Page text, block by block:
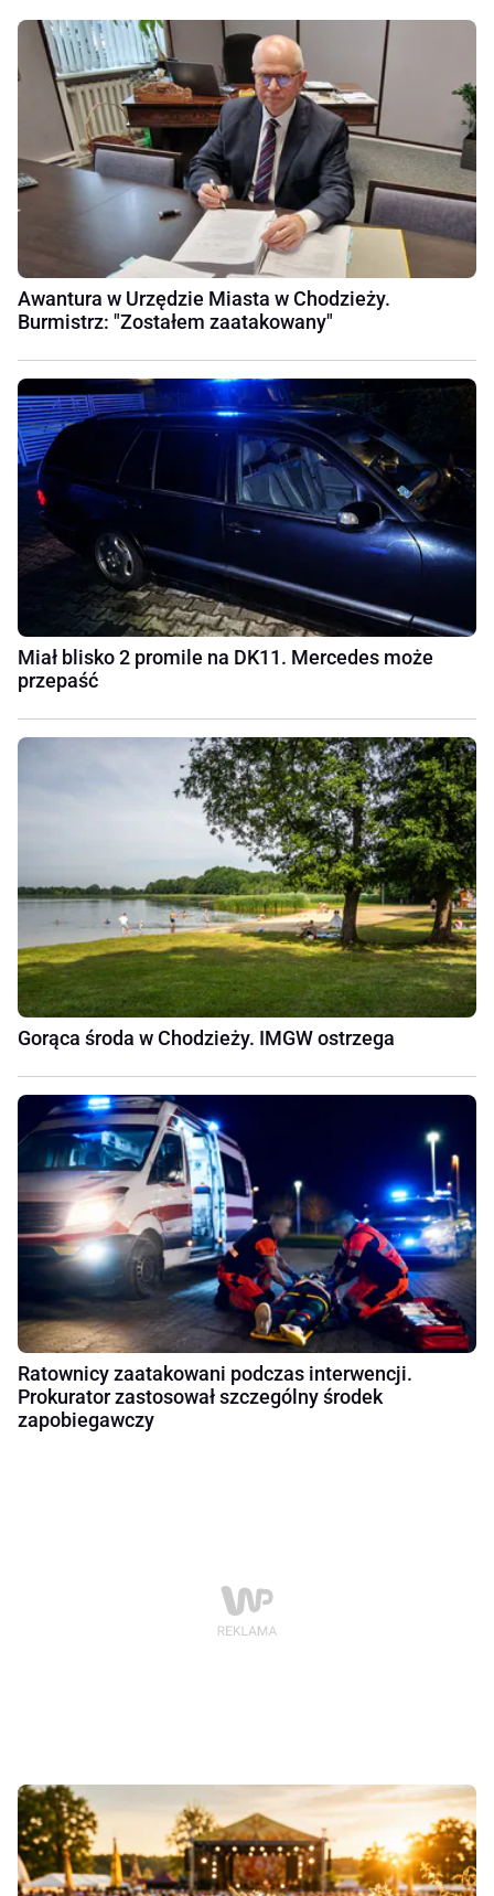
Awantura w Urzędzie Miasta w Chodzieży.
Burmistrz: "Zostałem zaatakowany"
Miał blisko 2 promile na DK11. Mercedes może
przepaść
Gorąca środa w Chodzieży. IMGW ostrzega
Ratownicy zaatakowani podczas interwencji.
Prokurator zastosował szczególny środek
zapobiegawczy